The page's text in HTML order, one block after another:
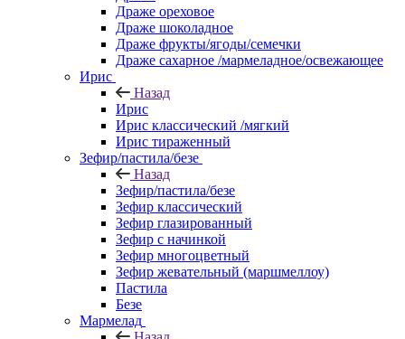
Драже ореховое
Драже шоколадное
Драже фрукты/ягоды/семечки
Драже сахарное /мармеладное/освежающее
Ирис
Назад
Ирис
Ирис классический /мягкий
Ирис тираженный
Зефир/пастила/безе
Назад
Зефир/пастила/безе
Зефир классический
Зефир глазированный
Зефир с начинкой
Зефир многоцветный
Зефир жевательный (маршмеллоу)
Пастила
Безе
Мармелад